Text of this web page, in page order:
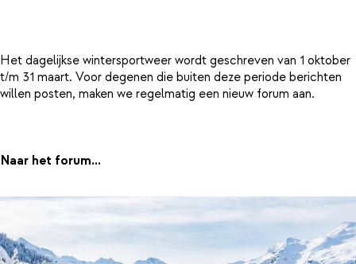
Het dagelijkse wintersportweer wordt geschreven van 1 oktober
t/m 31 maart. Voor degenen die buiten deze periode berichten
willen posten, maken we regelmatig een nieuw forum aan.
Naar het forum...